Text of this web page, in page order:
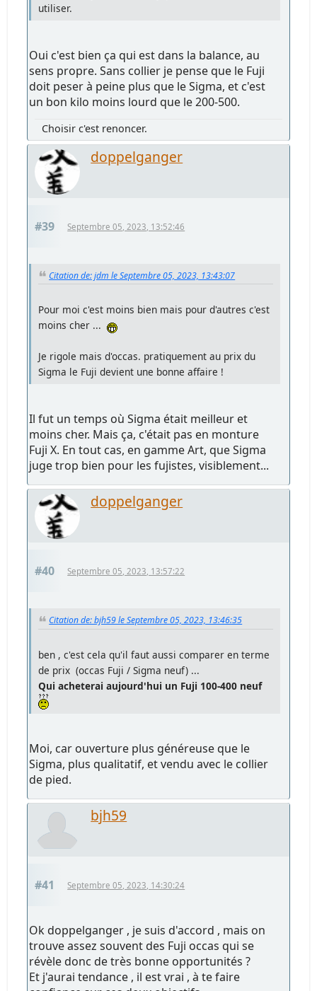
utiliser.
Oui c'est bien ça qui est dans la balance, au
sens propre. Sans collier je pense que le Fuji
doit peser à peine plus que le Sigma, et c'est
un bon kilo moins lourd que le 200-500.
Choisir c'est renoncer.
doppelganger
#39 Septembre 05, 2023, 13:52:46
Citation de: jdm le Septembre 05, 2023, 13:43:07
Pour moi c'est moins bien mais pour d'autres c'est
moins cher ...
Je rigole mais d'occas. pratiquement au prix du
Sigma le Fuji devient une bonne affaire !
Il fut un temps où Sigma était meilleur et
moins cher. Mais ça, c'était pas en monture
Fuji X. En tout cas, en gamme Art, que Sigma
juge trop bien pour les fujistes, visiblement...
doppelganger
#40 Septembre 05, 2023, 13:57:22
Citation de: bjh59 le Septembre 05, 2023, 13:46:35
ben , c'est cela qu'il faut aussi comparer en terme
de prix (occas Fuji / Sigma neuf) ...
Qui acheterai aujourd'hui un Fuji 100-400 neuf
Moi, car ouverture plus généreuse que le
Sigma, plus qualitatif, et vendu avec le collier
de pied.
bjh59
#41 Septembre 05, 2023, 14:30:24
Ok doppelganger , je suis d'accord , mais on
trouve assez souvent des Fuji occas qui se
révèle donc de très bonne opportunités ?
Et j'aurai tendance , il est vrai , à te faire